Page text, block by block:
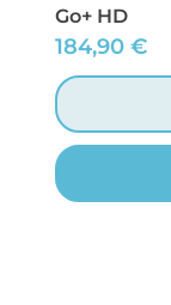
Go+ HD
184,90 €